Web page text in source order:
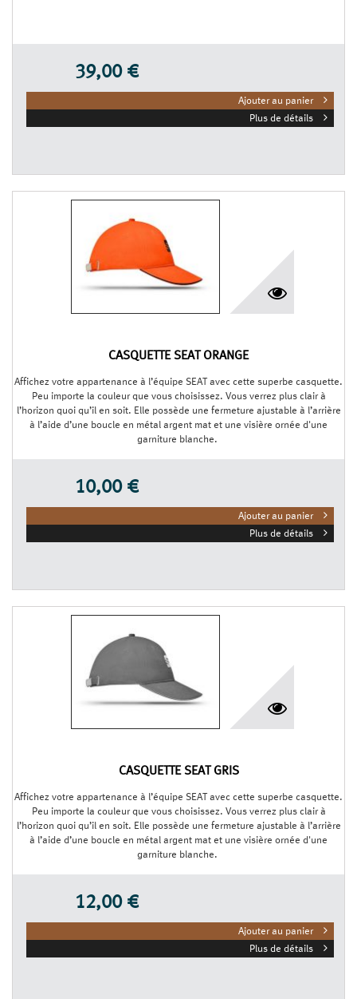
39,00 €
Ajouter au panier
Plus de détails
CASQUETTE SEAT ORANGE
Affichez votre appartenance à l’équipe SEAT avec cette superbe casquette.
Peu importe la couleur que vous choisissez. Vous verrez plus clair à
l’horizon quoi qu’il en soit. Elle possède une fermeture ajustable à l’arrière
à l’aide d’une boucle en métal argent mat et une visière ornée d'une
garniture blanche.
10,00 €
Ajouter au panier
Plus de détails
CASQUETTE SEAT GRIS
Affichez votre appartenance à l’équipe SEAT avec cette superbe casquette.
Peu importe la couleur que vous choisissez. Vous verrez plus clair à
l’horizon quoi qu’il en soit. Elle possède une fermeture ajustable à l’arrière
à l’aide d’une boucle en métal argent mat et une visière ornée d'une
garniture blanche.
12,00 €
Ajouter au panier
Plus de détails